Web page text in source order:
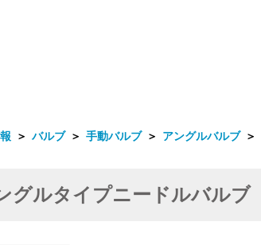
＞ バルブ ＞ 手動バルブ ＞ アングルバルブ ＞
グルタイプニードルバルブ